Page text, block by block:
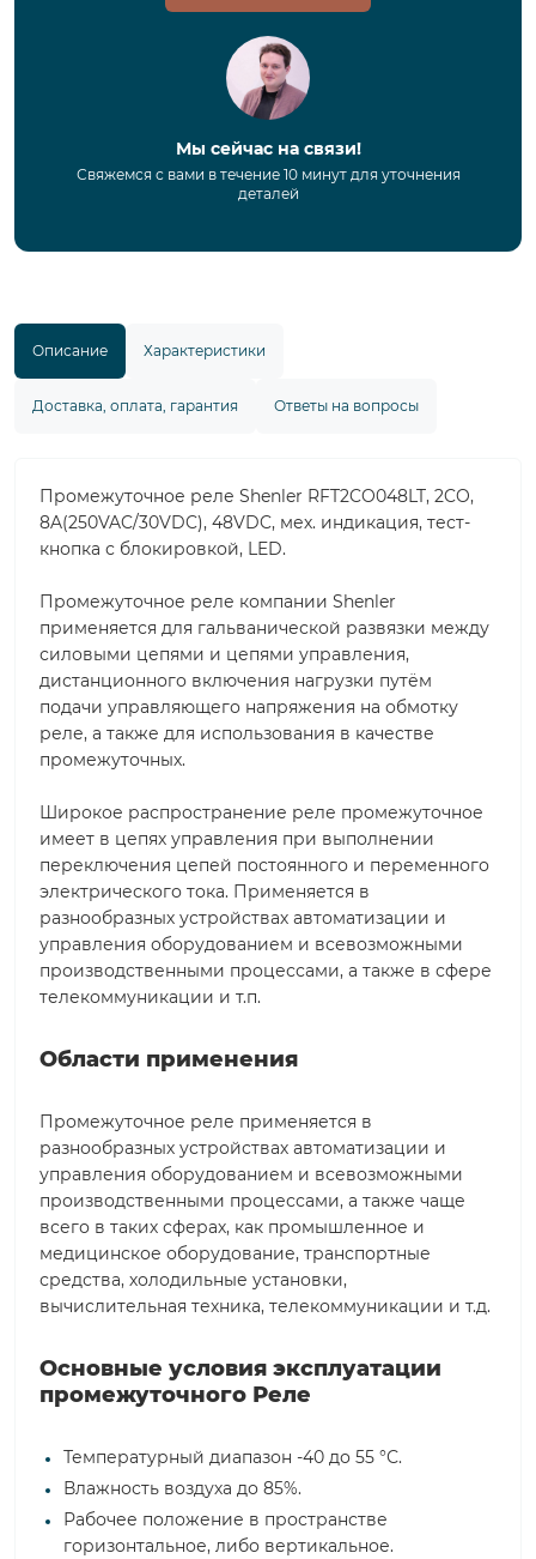
Мы сейчас на связи!
Свяжемся с вами в течение 10 минут для уточнения
деталей
Описание Характеристики
Доставка, оплата, гарантия Ответы на вопросы
Промежуточное реле Shenler RFT2CO048LT, 2CO,
8A(250VAC/30VDC), 48VDC, мех. индикация, тест-
кнопка с блокировкой, LED.
Промежуточное реле компании Shenler
применяется для гальванической развязки между
силовыми цепями и цепями управления,
дистанционного включения нагрузки путём
подачи управляющего напряжения на обмотку
реле, а также для использования в качестве
промежуточных.
Широкое распространение реле промежуточное
имеет в цепях управления при выполнении
переключения цепей постоянного и переменного
электрического тока. Применяется в
разнообразных устройствах автоматизации и
управления оборудованием и всевозможными
производственными процессами, а также в сфере
телекоммуникации и т.п.
Области применения
Промежуточное реле применяется в
разнообразных устройствах автоматизации и
управления оборудованием и всевозможными
производственными процессами, а также чаще
всего в таких сферах, как промышленное и
медицинское оборудование, транспортные
средства, холодильные установки,
вычислительная техника, телекоммуникации и т.д.
Основные условия эксплуатации
промежуточного Реле
Температурный диапазон -40 до 55 °С.
Влажность воздуха до 85%.
Рабочее положение в пространстве
горизонтальное, либо вертикальное.